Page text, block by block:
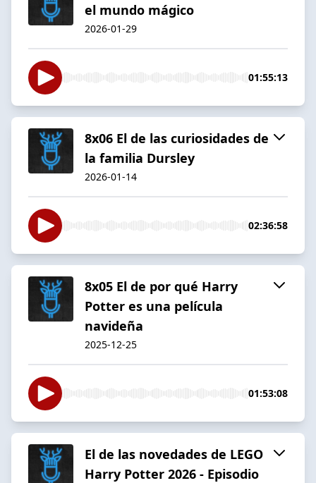
el mundo mágico
2026-01-29
01:55:13
8x06 El de las curiosidades de
la familia Dursley
2026-01-14
02:36:58
8x05 El de por qué Harry
Potter es una película
navideña
2025-12-25
01:53:08
El de las novedades de LEGO
Harry Potter 2026 - Episodio